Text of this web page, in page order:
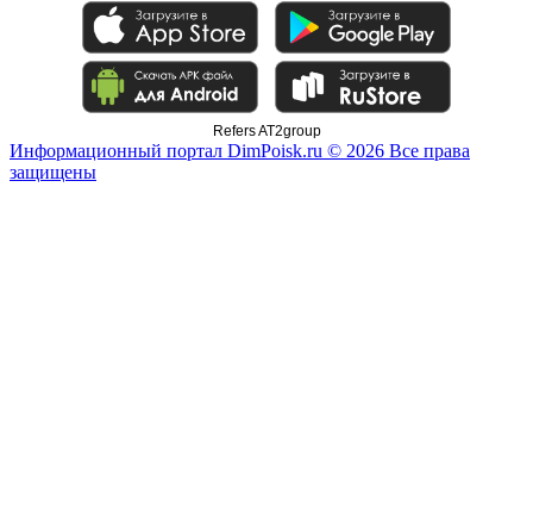
Refers AT2group
Информационный портал DimPoisk.ru © 2026 Все права
защищены